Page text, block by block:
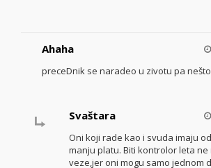
Ahaha
preceDnik se naradeo u zivotu pa
Svaštara
Oni koji rade kao i svuda imaju
manju platu. Biti kontrolor leta ne
veze,jer oni mogu samo jednom